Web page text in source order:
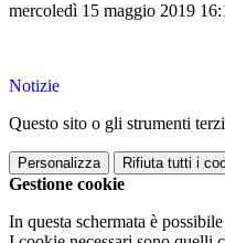
mercoledì 15 maggio 2019
Notizie
Questo sito o gli strumenti
Personalizza Rifiuta tutti i
Gestione cookie
In questa schermata è